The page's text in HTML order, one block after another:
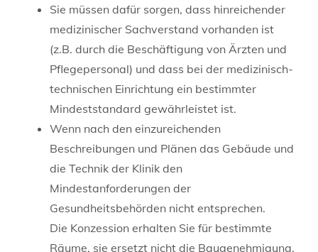
Sie müssen dafür sorgen, dass hinreichender
medizinischer Sachverstand vorhanden ist
(z.B. durch die Beschäftigung von Ärzten und
Pflegepersonal) und dass bei der medizinisch-
technischen Einrichtung ein bestimmter
Mindeststandard gewährleistet ist.
Wenn nach den einzureichenden
Beschreibungen und Plänen das Gebäude und
die Technik der Klinik den
Mindestanforderungen der
Gesundheitsbehörden nicht entsprechen.
Die Konzession erhalten Sie für bestimmte
Räume, sie ersetzt nicht die Baugenehmigung.